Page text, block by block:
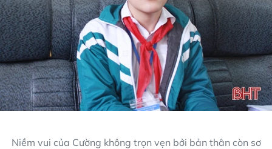
Niềm vui của Cường không trọn vẹn bởi bản thân còn sơ